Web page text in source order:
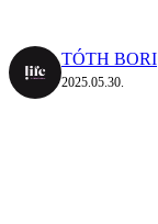
TÓTH BORI
2025.05.30.